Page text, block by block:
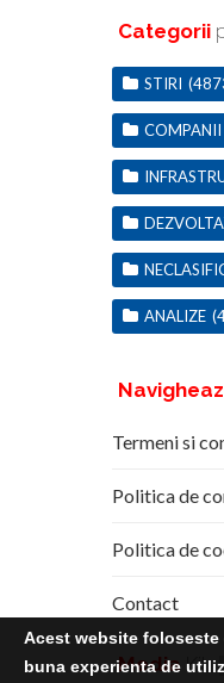
Categorii
STIRI
COMPANII
ANALIZE
Termeni si
Politica de
Politica de
Contact
Media Kit
Acest website foloseste
buna experienta de